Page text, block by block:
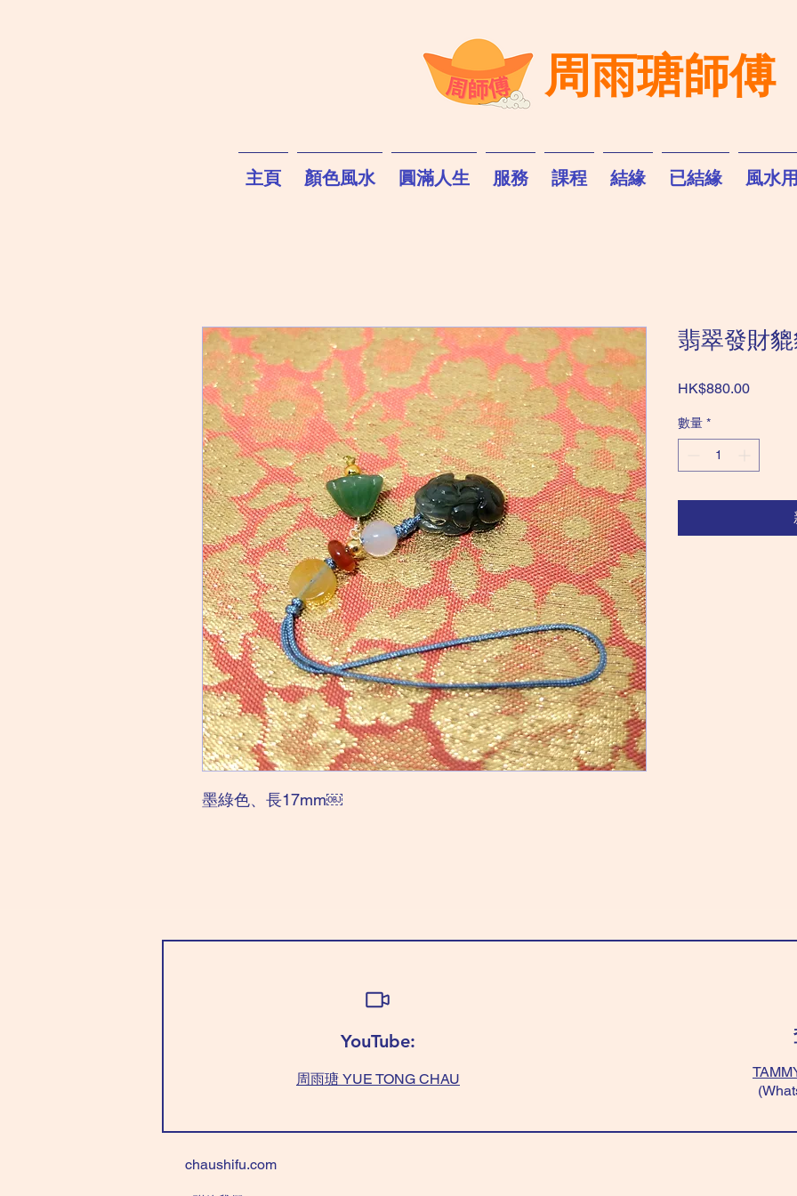
周雨瑭師傅
主頁 顏色風水 圓滿人生 服務 課程 結緣 已結緣 風水
墨綠色、長17mm￼
翡翠發財貔
HK$880.00價
數量 *
YouTube:
周雨瑭 YUE TONG CHAU
chaushifu.com